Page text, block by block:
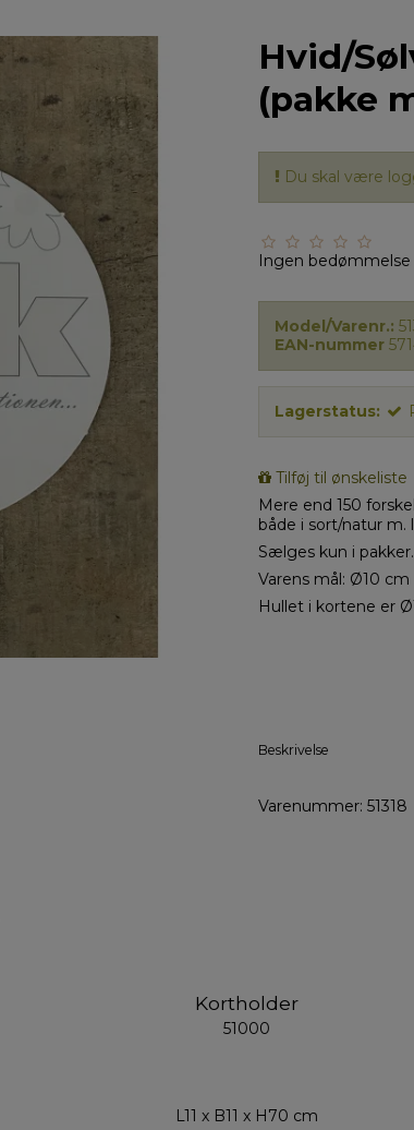
Hvid/
(pakke
Du skal være
Ingen bedømmelse
Model/Varenr.:
EAN-nummer
Lagerstatus:
Tilføj til ønskeliste
Mere end 150
både i sort/natur m.
Sælges kun i
Varens mål: Ø10 cm
Hullet i kortene er
Beskrivelse
Varenummer: 51318
Kortholder
51000
L11 x B11 x H70 cm